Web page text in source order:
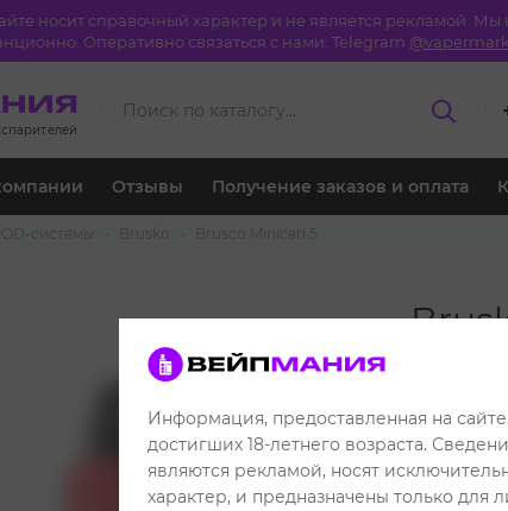
носит справочный характер и не является рекламой.
Оперативно связаться с нами: Telegram
Отзывы Получение заказов и оплата
Клубная
Информация, предоставленная на
достигших 18-летнего возраста.
являются рекламой, носят
характер, и предназначены только для